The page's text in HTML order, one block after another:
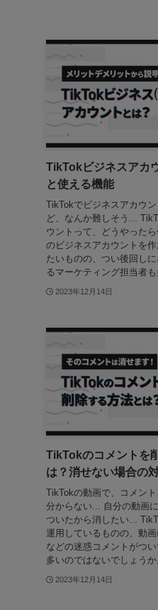
TikTokビジネスアカ
と使える機能
TikTokでビジネスアカウ
ど、なんか難しそう...
ウントって、どうやった
のビジネスアカウントを
たいものの、つい後回し
るマーケティング担当者も
2023年12月14日
TikTokのコメントを
は？消せない場合の
TikTokの動画で、コメン
分からない... 自分の動画
ついたから消したい...
運用しているものの、動
などの迷惑コメントがつ
多いのではないでしょうか
2023年12月14日